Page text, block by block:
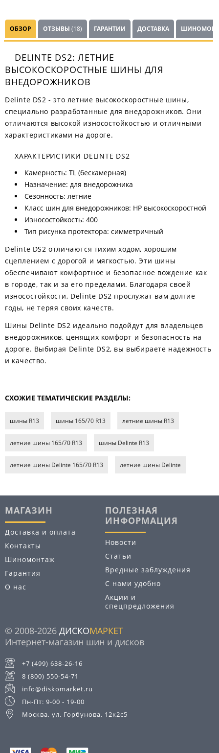
ОБЗОР ОТЗЫВЫ (18) ГАРАНТИИ ДОСТАВКА
DELINTE DS2: ЛЕТНИЕ
ВЫСОКОСКОРОСТНЫЕ ШИНЫ ДЛЯ
ВНЕДОРОЖНИКОВ
Delinte DS2 - это летние высокоскоростные шины,
специально разработанные для внедорожников. Они
отличаются высокой износостойкостью и отличными
характеристиками на дороге.
ХАРАКТЕРИСТИКИ DELINTE DS2
Камерность: TL (бескамерная)
Назначение: для внедорожника
Сезонность: летние
Класс шин для внедорожников: HP высокоскоростной
Износостойкость: 400
Тип рисунка протектора: симметричный
Delinte DS2 отличаются тихим ходом, хорошим
сцеплением с дорогой и мягкостью. Эти шины
обеспечивают комфортное и безопасное вождение как
в городе, так и за его пределами. Благодаря своей
износостойкости, Delinte DS2 прослужат вам долгие
годы, не теряя своих качеств.
Шины Delinte DS2 идеально подойдут для владельцев
внедорожников, ценящих комфорт и безопасность на
дороге. Выбирая Delinte DS2, вы выбираете надежность
и качество.
СХОЖИЕ ТЕМАТИЧЕСКИЕ РАЗДЕЛЫ:
шины R13 шины 165/70 R13 летние шины R13
летние шины 165/70 R13 шины Delinte R13
летние шины Delinte 165/70 R13 летние шины Delinte
МАГАЗИН
Доставка и оплата
Контакты
Шиномонтаж
Гарантия
О нас
ПОЛЕЗНАЯ
ИНФОРМАЦИЯ
Новости
Статьи
Вредные заблуждения
С нами удобно
Акции и
спецпредложения
© 2008-2026 ДИСКОМАРКЕТ
Интернет-магазин шин и дисков
+7 (499) 638-26-16
8 (800) 550-54-71
info@diskomarket.ru
Пн-Пт: 9-00 - 19-00
Москва, ул. Горбунова, 12к2с5